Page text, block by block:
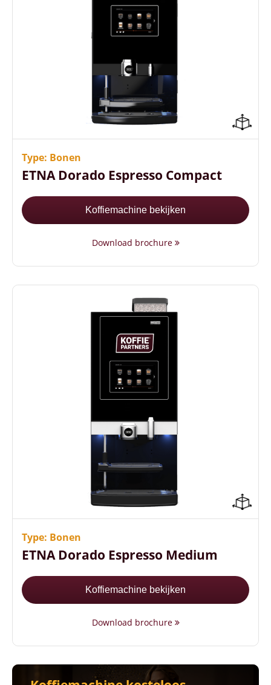
Modern design
Compact formaat ( 52,4 cm hoog)
2 koppen koffie tegelijk tappen
Type: Bonen
ETNA Dorado Espresso Compact
Koffiemachine bekijken
Download brochure
Jouw eigen logo in de machine
+100 koppen koffie per uur
2 koppen koffie tegelijk tappen
Type: Bonen
ETNA Dorado Espresso Medium
Koffiemachine bekijken
Download brochure